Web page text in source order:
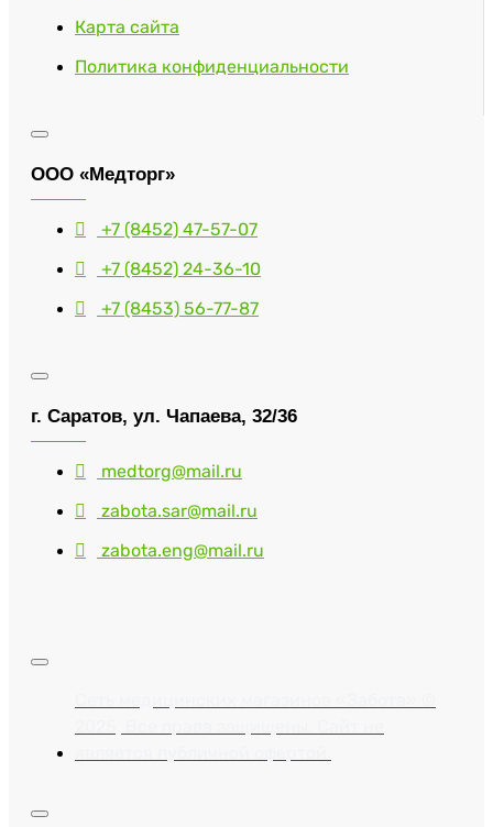
Карта сайта
Политика конфиденциальности
ООО «Медторг»
+7 (8452) 47-57-07
+7 (8452) 24-36-10
+7 (8453) 56-77-87
г. Саратов, ул. Чапаева, 32/36
medtorg@mail.ru
zabota.sar@mail.ru
zabota.eng@mail.ru